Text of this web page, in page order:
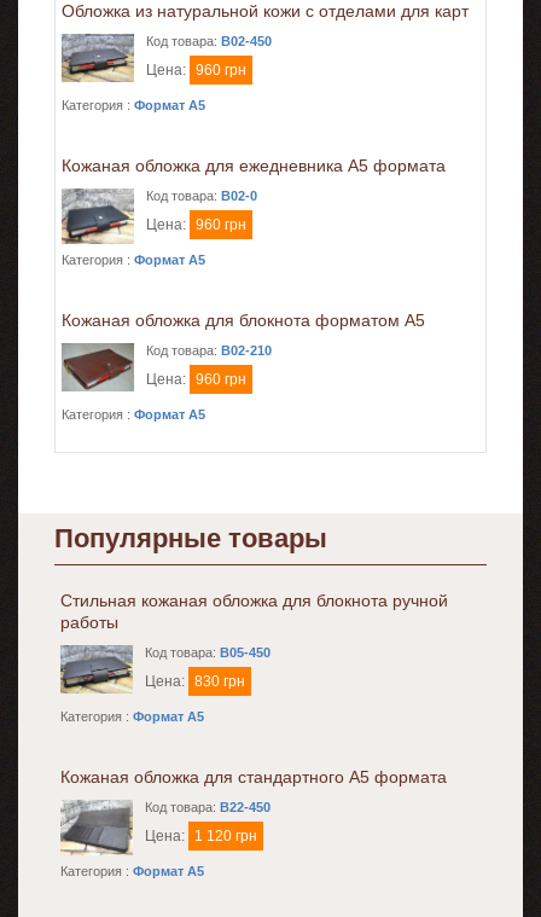
Обложка из натуральной кожи с отделами для карт
Код товара: B02-450
Цена: 960 грн
Категория : Формат A5
Кожаная обложка для ежедневника А5 формата
Код товара: B02-0
Цена: 960 грн
Категория : Формат A5
Кожаная обложка для блокнота форматом А5
Код товара: B02-210
Цена: 960 грн
Категория : Формат A5
Популярные товары
Стильная кожаная обложка для блокнота ручной
работы
Код товара: B05-450
Цена: 830 грн
Категория : Формат A5
Кожаная обложка для стандартного А5 формата
Код товара: B22-450
Цена: 1 120 грн
Категория : Формат A5